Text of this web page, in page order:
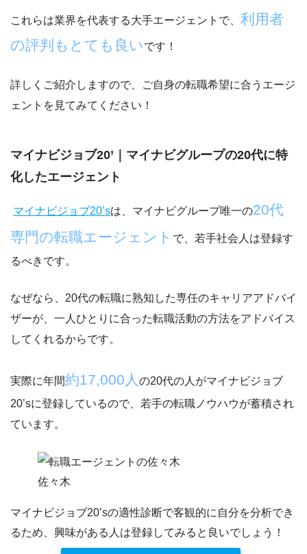
これらは業界を代表する大手エージェントで、 利用者
の評判もとても良いです！
詳しくご紹介しますので、ご自身の転職希望に合うエージ
ェントを見てみてください！
マイナビジョブ20’｜マイナビグループの20代に特
化したエージェント
マイナビジョブ20’sは、マイナビグループ唯一の20代
専門の転職エージェント で、若手社会人は登録す
るべきです。
なぜなら、 20代の転職に熟知した専任のキャリアアドバイ
ザーが、一人ひとりに合った転職活動の方法をアドバイス
してくれるからです。
実際に年間約17,000人 の20代の人がマイナビジョブ
20’sに登録しているので、若手の転職ノウハウが蓄積され
ています。
佐々木
マイナビジョブ20’sの適性診断で客観的に自分を分析でき
るため、興味がある人は登録してみると良いでしょう！